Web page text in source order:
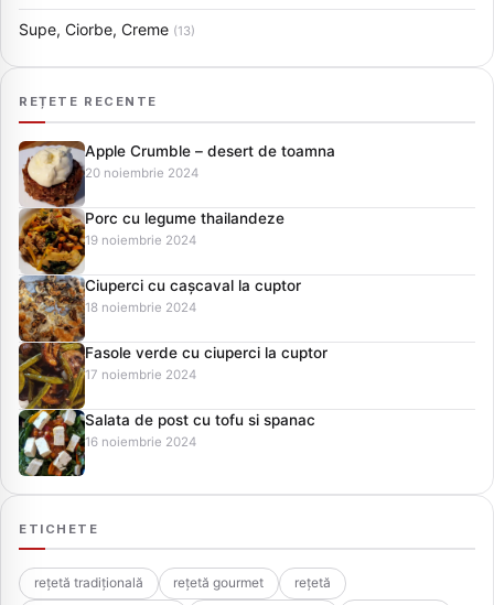
Supe, Ciorbe, Creme (13)
REȚETE RECENTE
Apple Crumble – desert de toamna
20 noiembrie 2024
Porc cu legume thailandeze
19 noiembrie 2024
Ciuperci cu cașcaval la cuptor
18 noiembrie 2024
Fasole verde cu ciuperci la cuptor
17 noiembrie 2024
Salata de post cu tofu si spanac
16 noiembrie 2024
ETICHETE
rețetă tradițională rețetă gourmet
rețetă